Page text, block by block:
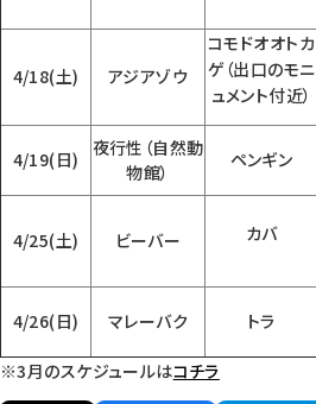
4/18(土) アジアゾウ
コモドオオトカ
ゲ（出口のモニ
ュメント付近）
4/19(日)
夜行性（自然動
物館）
ペンギン
4/25(土) ビーバー カバ
4/26(日) マレーバク トラ
※3月のスケジュールはコチラ